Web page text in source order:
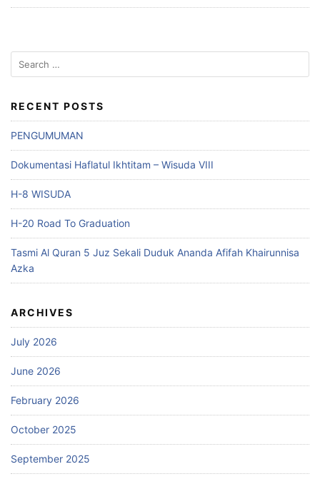
Search
for:
RECENT POSTS
PENGUMUMAN
Dokumentasi Haflatul Ikhtitam – Wisuda VIII
H-8 WISUDA
H-20 Road To Graduation
Tasmi Al Quran 5 Juz Sekali Duduk Ananda Afifah Khairunnisa
Azka
ARCHIVES
July 2026
June 2026
February 2026
October 2025
September 2025